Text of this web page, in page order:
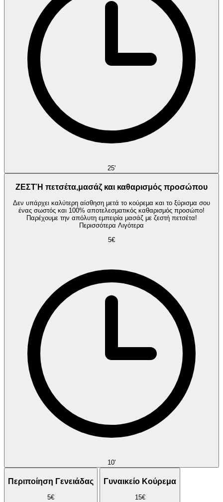
25'
ΖΕΣΤΉ πετσέτα,μασάζ και καθαρισμός προσώπου
Δεν υπάρχει καλύτερη αίσθηση μετά το κούρεμα και το ξύρισμα σου
ένας σωστός και 100% αποτελεσματικός καθαρισμός προσώπο!
Παρέχουμε την απόλυτη εμπειρία μασάζ με ζεστή πετσέτα!
Περισσότερα Λιγότερα
5€
10'
Περιποίηση Γενειάδας
5€
Γυναικείο Κούρεμα
15€